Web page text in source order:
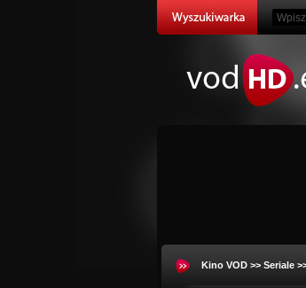
Kino VOD >> Seriale